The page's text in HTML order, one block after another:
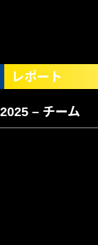
レポート
2025 – チーム